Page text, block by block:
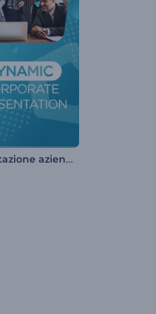
Presentazione aziendale dinamica